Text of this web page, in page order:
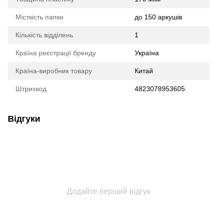
Місткість папки до 150 аркушів
Кількість відділень 1
Країна реєстрації бренду Україна
Країна-виробник товару Китай
Штрихкод 4823078953605
Відгуки
Додайте перший відгук